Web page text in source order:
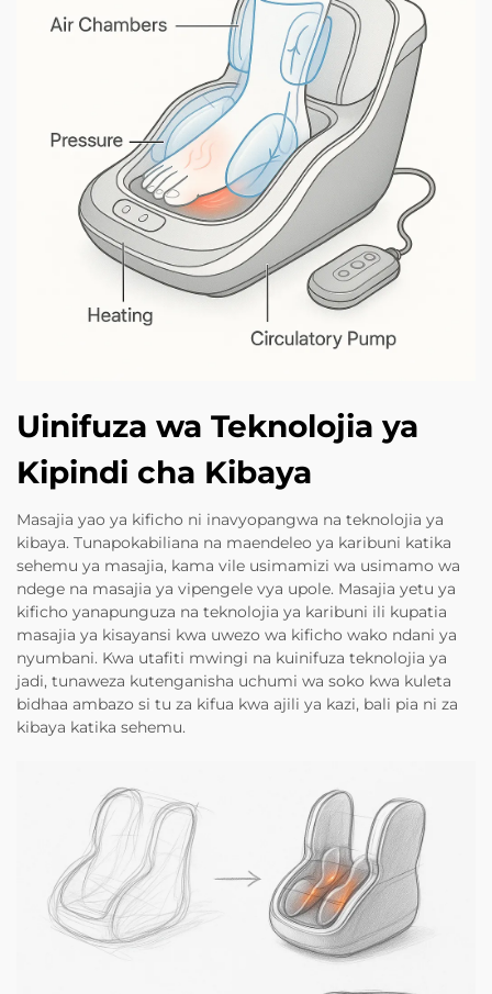
Uinifuza wa Teknolojia ya
Kipindi cha Kibaya
Masajia yao ya kificho ni inavyopangwa na teknolojia ya
kibaya. Tunapokabiliana na maendeleo ya karibuni katika
sehemu ya masajia, kama vile usimamizi wa usimamo wa
ndege na masajia ya vipengele vya upole. Masajia yetu ya
kificho yanapunguza na teknolojia ya karibuni ili kupatia
masajia ya kisayansi kwa uwezo wa kificho wako ndani ya
nyumbani. Kwa utafiti mwingi na kuinifuza teknolojia ya
jadi, tunaweza kutenganisha uchumi wa soko kwa kuleta
bidhaa ambazo si tu za kifua kwa ajili ya kazi, bali pia ni za
kibaya katika sehemu.